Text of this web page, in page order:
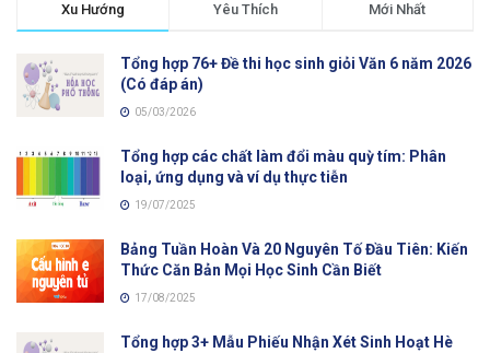
Xu Hướng Yêu Thích Mới Nhất
Tổng hợp 76+ Đề thi học sinh giỏi Văn 6 năm 2026
(Có đáp án)
05/03/2026
Tổng hợp các chất làm đổi màu quỳ tím: Phân
loại, ứng dụng và ví dụ thực tiễn
19/07/2025
Bảng Tuần Hoàn Và 20 Nguyên Tố Đầu Tiên: Kiến
Thức Căn Bản Mọi Học Sinh Cần Biết
17/08/2025
Tổng hợp 3+ Mẫu Phiếu Nhận Xét Sinh Hoạt Hè